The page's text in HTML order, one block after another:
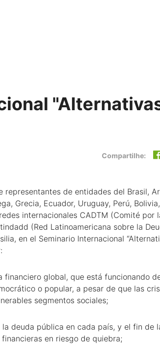
Compartilhe:
representantes de entidades del Brasil,
Grecia, Ecuador, Uruguay, Perú,
internacionales CADTM (Comité por
(Red Latinoamericana sobre la
en el Seminario Internacional
global, que está funcionando
o popular, a pesar de que las
segmentos sociales;
deuda pública en cada país, y el fin de
en riesgo de quiebra;